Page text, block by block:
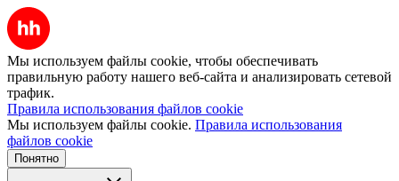
Мы используем файлы cookie, чтобы обеспечивать
правильную работу нашего веб-сайта и анализировать сетевой
трафик.
Правила использования файлов cookie
Мы используем файлы cookie. Правила использования
файлов cookie
Понятно